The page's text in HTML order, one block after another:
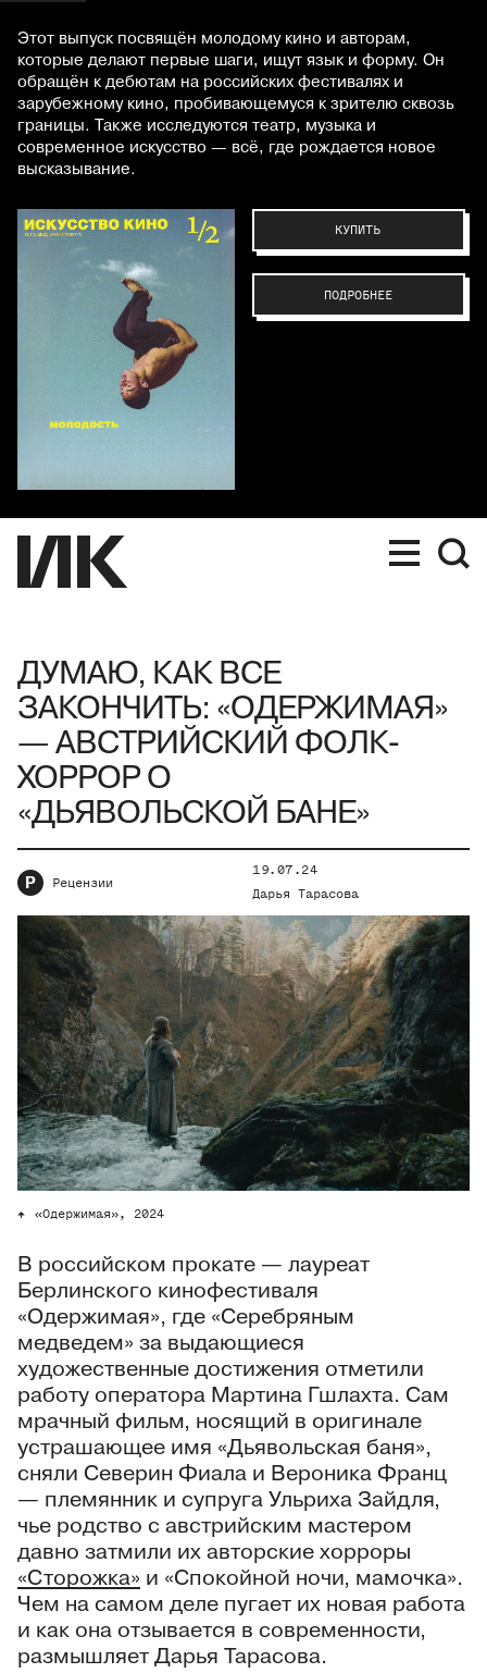
Этот выпуск посвящён молодому кино и авторам,
которые делают первые шаги, ищут язык и форму. Он
обращён к дебютам на российских фестивалях и
зарубежному кино, пробивающемуся к зрителю сквозь
границы. Также исследуются театр, музыка и
современное искусство — всё, где рождается новое
высказывание.
КУПИТЬ
ПОДРОБНЕЕ
ДУМАЮ, КАК ВСЕ
ЗАКОНЧИТЬ: «ОДЕРЖИМАЯ»
— АВСТРИЙСКИЙ ФОЛК-
ХОРРОР О
«ДЬЯВОЛЬСКОЙ БАНЕ»
Р Рецензии
19.07.24
Дарья Тарасова
«Одержимая», 2024
В российском прокате — лауреат
Берлинского кинофестиваля
«Одержимая», где «Серебряным
медведем» за выдающиеся
художественные достижения отметили
работу оператора Мартина Гшлахта. Сам
мрачный фильм, носящий в оригинале
устрашающее имя «Дьявольская баня»,
сняли Северин Фиала и Вероника Франц
— племянник и супруга Ульриха Зайдля,
чье родство с австрийским мастером
давно затмили их авторские хорроры
«Сторожка» и «Спокойной ночи, мамочка».
Чем на самом деле пугает их новая работа
и как она отзывается в современности,
размышляет Дарья Тарасова.